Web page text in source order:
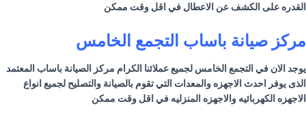
القدره على الكشف عن الاعطال في اقل وقت ممكن
مركز صيانة باساب التجمع الخامس
يوجد الان في التجمع الخامس لجميع عملائنا الكرام مركز الصيانة باساب المعتمد
الذى يوفر احدث الاجهزه والمعدات التي تقوم بالصيانة والتصليح لجميع انواع
الاجهزه الكهربائيه والاجهزه المنزليه في اقل وقت ممكن